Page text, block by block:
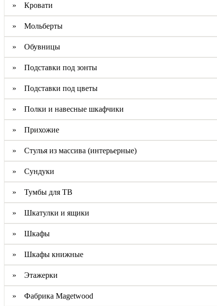
» Кровати
» Мольберты
» Обувницы
» Подставки под зонты
» Подставки под цветы
» Полки и навесные шкафчики
» Прихожие
» Стулья из массива (интерьерные)
» Сундуки
» Тумбы для ТВ
» Шкатулки и ящики
» Шкафы
» Шкафы книжные
» Этажерки
» Фабрика Magetwood